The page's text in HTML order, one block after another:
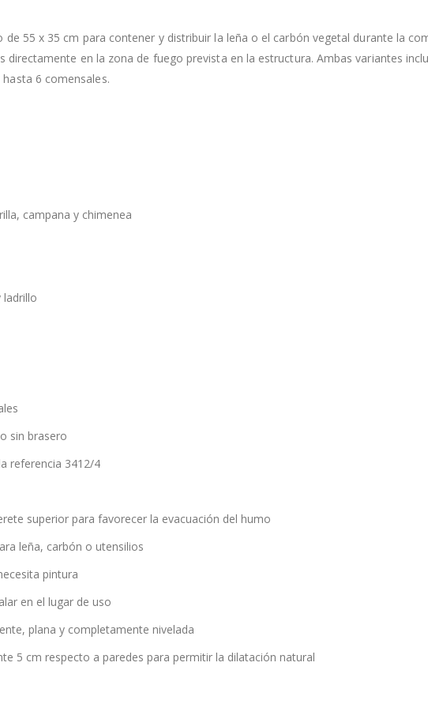
55 x 35 cm para contener y distribuir la leña o el carbón vegetal durante la
en la zona de fuego prevista en la estructura. Ambas variantes
6 comensales.
campana y chimenea
sin brasero
referencia 3412/4
superior para favorecer la evacuación del humo
leña, carbón o utensilios
pintura
en el lugar de uso
plana y completamente nivelada
5 cm respecto a paredes para permitir la dilatación natural